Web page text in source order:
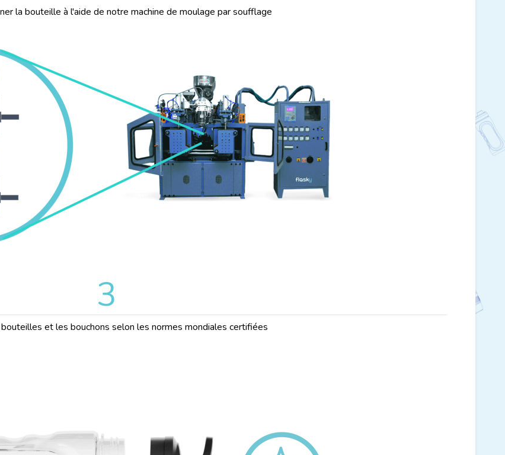
la bouteille à l'aide de notre machine de moulage par soufflage
3
et les bouchons selon les normes mondiales certifiées